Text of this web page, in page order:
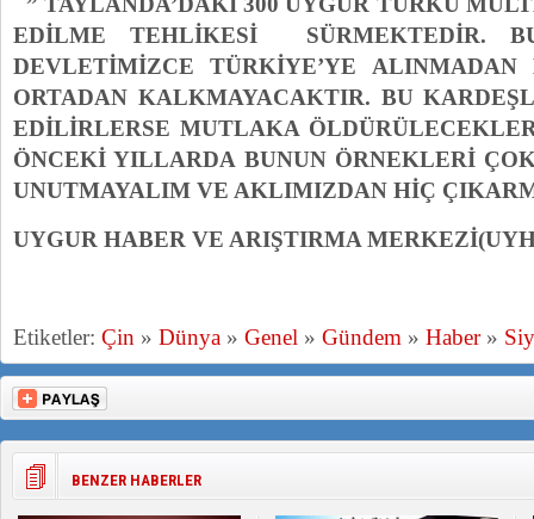
EDİLME TEHLİKESİ SÜRMEKTEDİR.
DEVLETİMİZCE TÜRKİYE’YE
ORTADAN KALKMAYACAKTIR. BU
EDİLİRLERSE MUTLAKA
ÖNCEKİ YILLARDA BUNUN ÖRNEKLERİ
UNUTMAYALIM VE AKLIMIZDAN HİÇ
UYGUR HABER VE ARIŞTIRMA
Etiketler: Çin » Dünya » Genel » Gündem » Haber»
BENZER HABERLER